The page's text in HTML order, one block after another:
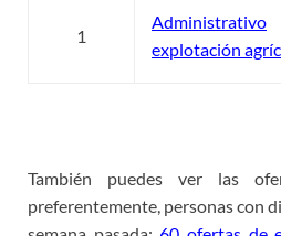
1
Administrativo
explotación
También puedes ver las
preferentemente, personas con